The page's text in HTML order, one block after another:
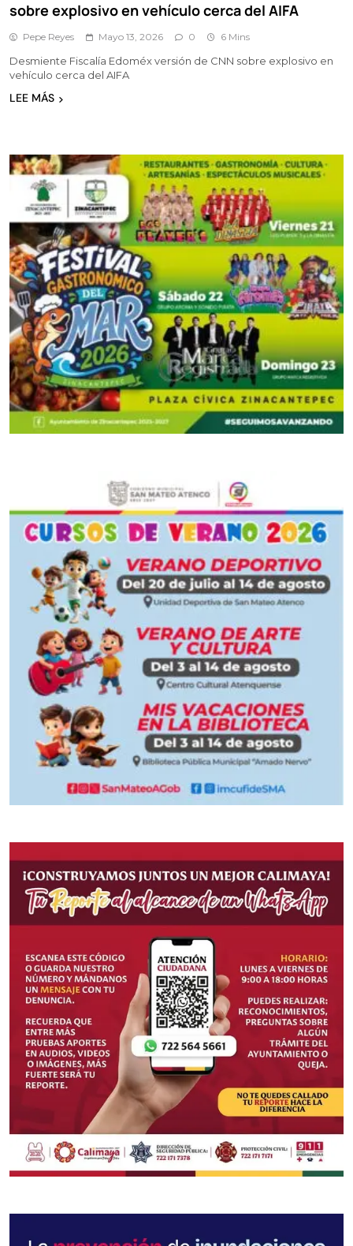
sobre explosivo en vehículo cerca del AIFA
Pepe Reyes Mayo 13, 2026 0 6 Mins
Desmiente Fiscalía Edoméx versión de CNN sobre explosivo en
vehículo cerca del AIFA
LEE MÁS